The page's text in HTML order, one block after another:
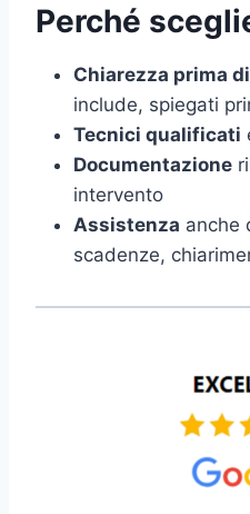
Perché
Chiarezza prima
include, spiegati
Tecnici qualificati
Documentazione
intervento
Assistenza anche
scadenze,